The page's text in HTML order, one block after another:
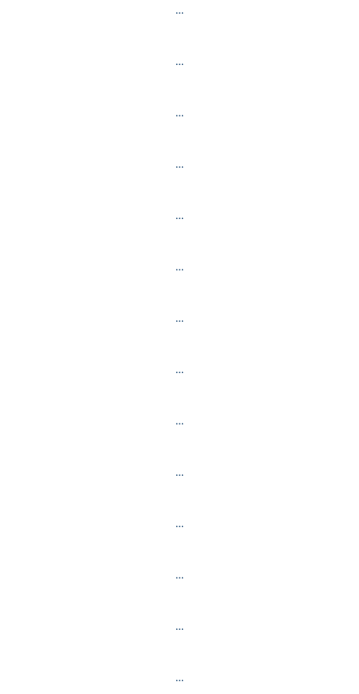
…
…
…
…
…
…
…
…
…
…
…
…
…
…